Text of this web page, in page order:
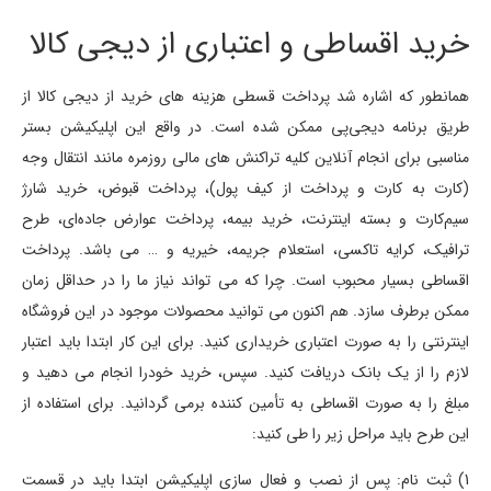
خرید اقساطی و اعتباری از دیجی کالا
همانطور که اشاره شد پرداخت قسطی هزینه های خرید از دیجی کالا از
طریق برنامه دیجی‌پی ممکن شده است. در واقع این اپلیکیشن بستر
مناسبی برای انجام آنلاین کلیه تراکنش های مالی روزمره مانند انتقال وجه
(کارت به کارت و پرداخت از کیف پول)، پرداخت قبوض، خرید شارژ
سیم‌کارت و بسته اینترنت، خرید بیمه، پرداخت عوارض جاده‌ای، طرح
ترافیک، کرایه تاکسی، استعلام جریمه، خیریه و … می ­باشد. پرداخت
اقساطی بسیار محبوب است. چرا که می تواند نیاز ما را در حداقل زمان
ممکن برطرف سازد. هم اکنون می توانید محصولات موجود در این فروشگاه
اینترنتی را به صورت اعتباری خریداری کنید. برای این کار ابتدا باید اعتبار
لازم را از یک بانک دریافت کنید. سپس، خرید خودرا انجام می دهید و
مبلغ را به صورت اقساطی به تأمین کننده برمی گردانید. برای استفاده از
این طرح باید مراحل زیر را طی کنید:
1) ثبت نام: پس از نصب و فعال سازی اپلیکیشن ابتدا باید در قسمت